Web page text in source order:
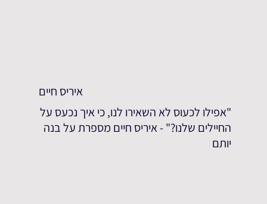
איריס חיים
"אפילו לכעוס לא השאירו לנו, כי איך נכעס על
החיילים שלנו?" - איריס חיים מספרת על בנה
יותם